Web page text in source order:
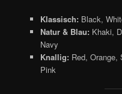
Klassisch: Black,
Natur & Blau: Khaki,
Navy
Knallig: Red, Orange,
Pink